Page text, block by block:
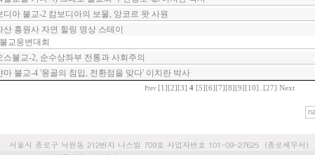
디아 불교-2 캄보디아의 보물, 앙코르 왓 사원
산 흥원사 자연 힐링 명상 스테이
교웅변대회
스불교-2, 순수상좌부 전통과 사회주의
마 불교-4 '몽골의 침입, 전환점을 맞다' 이치란 박사
Prev [1] [2] [3] 4 [5] [6] [7] [8] [9] [10] [27] Next